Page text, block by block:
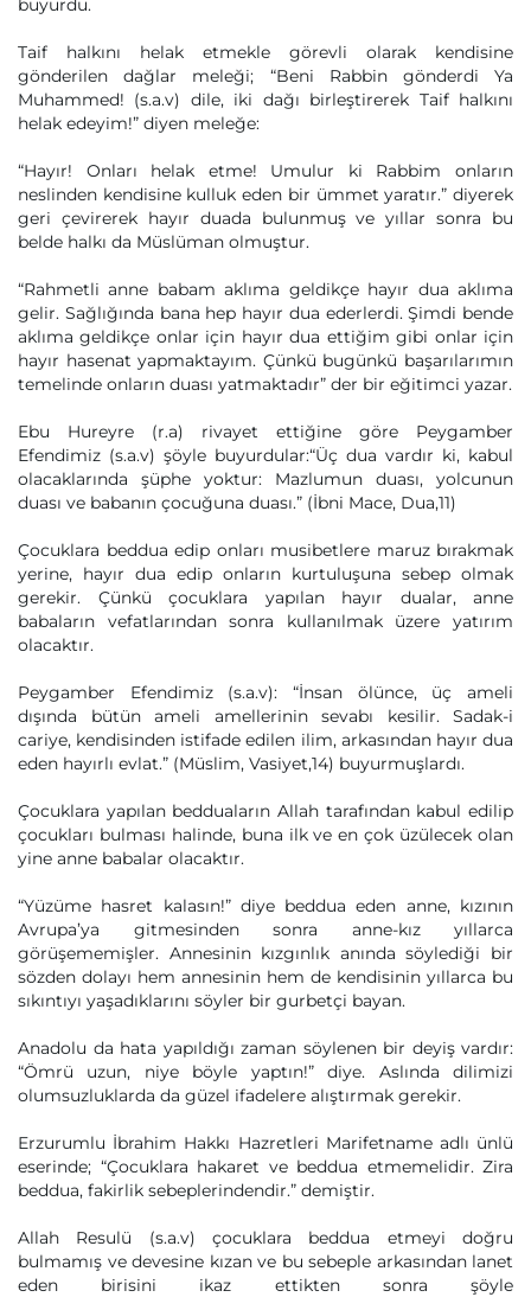
buyurdu.
Taif halkını helak etmekle görevli olarak kendisine
gönderilen dağlar meleği; “Beni Rabbin gönderdi Ya
Muhammed! (s.a.v) dile, iki dağı birleştirerek Taif halkını
helak edeyim!” diyen meleğe:
“Hayır! Onları helak etme! Umulur ki Rabbim onların
neslinden kendisine kulluk eden bir ümmet yaratır.” diyerek
geri çevirerek hayır duada bulunmuş ve yıllar sonra bu
belde halkı da Müslüman olmuştur.
“Rahmetli anne babam aklıma geldikçe hayır dua aklıma
gelir. Sağlığında bana hep hayır dua ederlerdi. Şimdi bende
aklıma geldikçe onlar için hayır dua ettiğim gibi onlar için
hayır hasenat yapmaktayım. Çünkü bugünkü başarılarımın
temelinde onların duası yatmaktadır” der bir eğitimci yazar.
Ebu Hureyre (r.a) rivayet ettiğine göre Peygamber
Efendimiz (s.a.v) şöyle buyurdular:“Üç dua vardır ki, kabul
olacaklarında şüphe yoktur: Mazlumun duası, yolcunun
duası ve babanın çocuğuna duası.” (İbni Mace, Dua,11)
Çocuklara beddua edip onları musibetlere maruz bırakmak
yerine, hayır dua edip onların kurtuluşuna sebep olmak
gerekir. Çünkü çocuklara yapılan hayır dualar, anne
babaların vefatlarından sonra kullanılmak üzere yatırım
olacaktır.
Peygamber Efendimiz (s.a.v): “İnsan ölünce, üç ameli
dışında bütün ameli amellerinin sevabı kesilir. Sadak-i
cariye, kendisinden istifade edilen ilim, arkasından hayır dua
eden hayırlı evlat.” (Müslim, Vasiyet,14) buyurmuşlardı.
Çocuklara yapılan bedduaların Allah tarafından kabul edilip
çocukları bulması halinde, buna ilk ve en çok üzülecek olan
yine anne babalar olacaktır.
“Yüzüme hasret kalasın!” diye beddua eden anne, kızının
Avrupa’ya gitmesinden sonra anne-kız yıllarca
görüşememişler. Annesinin kızgınlık anında söylediği bir
sözden dolayı hem annesinin hem de kendisinin yıllarca bu
sıkıntıyı yaşadıklarını söyler bir gurbetçi bayan.
Anadolu da hata yapıldığı zaman söylenen bir deyiş vardır:
“Ömrü uzun, niye böyle yaptın!” diye. Aslında dilimizi
olumsuzluklarda da güzel ifadelere alıştırmak gerekir.
Erzurumlu İbrahim Hakkı Hazretleri Marifetname adlı ünlü
eserinde; “Çocuklara hakaret ve beddua etmemelidir. Zira
beddua, fakirlik sebeplerindendir.” demiştir.
Allah Resulü (s.a.v) çocuklara beddua etmeyi doğru
bulmamış ve devesine kızan ve bu sebeple arkasından lanet
eden birisini ikaz ettikten sonra şöyle